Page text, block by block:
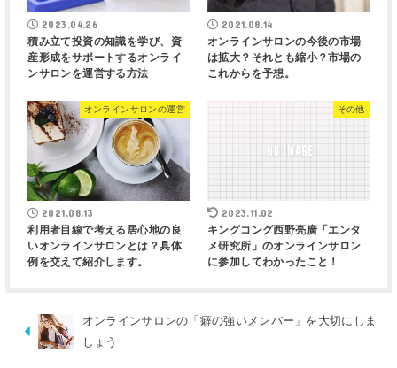
2023.04.26
積み立て投資の知識を学び、資
産形成をサポートするオンライ
ンサロンを運営する方法
2021.08.14
オンラインサロンの今後の市場
は拡大？それとも縮小？市場の
これからを予想。
オンラインサロンの運営
2021.08.13
利用者目線で考える居心地の良
いオンラインサロンとは？具体
例を交えて紹介します。
その他
2023.11.02
キングコング西野亮廣「エンタ
メ研究所」のオンラインサロン
に参加してわかったこと！
オンラインサロンの「癖の強いメンバー」を大切にしま
しょう